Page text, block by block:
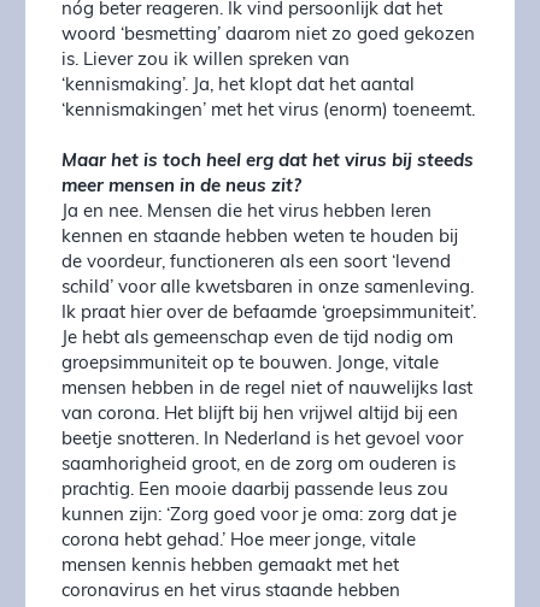
nóg beter reageren. Ik vind persoonlijk dat het
woord ‘besmetting’ daarom niet zo goed gekozen
is. Liever zou ik willen spreken van
‘kennismaking’. Ja, het klopt dat het aantal
‘kennismakingen’ met het virus (enorm) toeneemt.
Maar het is toch heel erg dat het virus bij steeds
meer mensen in de neus zit?
Ja en nee. Mensen die het virus hebben leren
kennen en staande hebben weten te houden bij
de voordeur, functioneren als een soort ‘levend
schild’ voor alle kwetsbaren in onze samenleving.
Ik praat hier over de befaamde ‘groepsimmuniteit’.
Je hebt als gemeenschap even de tijd nodig om
groepsimmuniteit op te bouwen. Jonge, vitale
mensen hebben in de regel niet of nauwelijks last
van corona. Het blijft bij hen vrijwel altijd bij een
beetje snotteren. In Nederland is het gevoel voor
saamhorigheid groot, en de zorg om ouderen is
prachtig. Een mooie daarbij passende leus zou
kunnen zijn: ‘Zorg goed voor je oma: zorg dat je
corona hebt gehad.’ Hoe meer jonge, vitale
mensen kennis hebben gemaakt met het
coronavirus en het virus staande hebben